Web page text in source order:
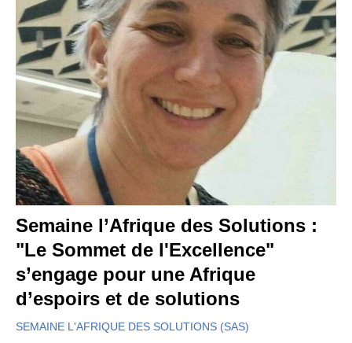
Semaine l’Afrique des Solutions :
"Le Sommet de l'Excellence"
s’engage pour une Afrique
d’espoirs et de solutions
SEMAINE L'AFRIQUE DES SOLUTIONS (SAS)